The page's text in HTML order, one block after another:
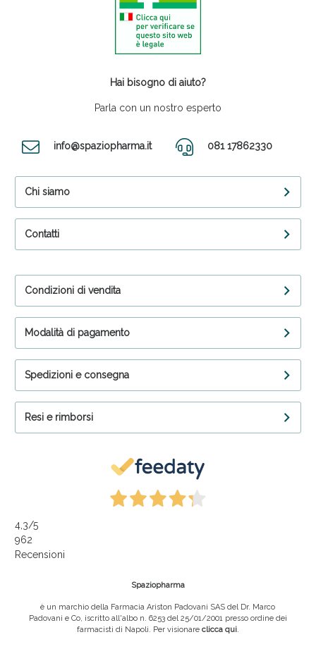
Hai bisogno di aiuto?
Parla con un nostro esperto
info@spaziopharma.it 081 17862330
Chi siamo
Contatti
Condizioni di vendita
Modalità di pagamento
Spedizioni e consegna
Resi e rimborsi
4,3/5
962
Recensioni
Spaziopharma
è un marchio della Farmacia Ariston Padovani SAS del Dr. Marco
Padovani e Co, iscritto all'albo n. 6253 del 25/01/2001 presso ordine dei
farmacisti di Napoli. Per visionare clicca qui.